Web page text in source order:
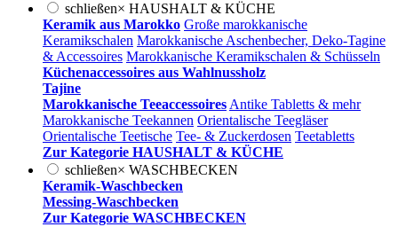
schließen× HAUSHALT & KÜCHE
Keramik aus Marokko Große marokkanische
Keramikschalen Marokkanische Aschenbecher, Deko-Tagine
& Accessoires Marokkanische Keramikschalen & Schüsseln
Küchenaccessoires aus Wahlnussholz
Tajine
Marokkanische Teeaccessoires Antike Tabletts & mehr
Marokkanische Teekannen Orientalische Teegläser
Orientalische Teetische Tee- & Zuckerdosen Teetabletts
Zur Kategorie HAUSHALT & KÜCHE
schließen× WASCHBECKEN
Keramik-Waschbecken
Messing-Waschbecken
Zur Kategorie WASCHBECKEN